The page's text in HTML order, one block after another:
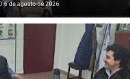
6 de agosto de 2026